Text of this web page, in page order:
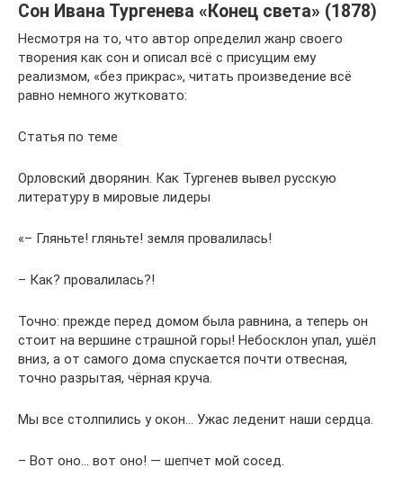
Сон Ивана Тургенева «Конец света» (1878)
Несмотря на то, что автор определил жанр своего
творения как сон и описал всё с присущим ему
реализмом, «без прикрас», читать произведение всё
равно немного жутковато:
Статья по теме
Орловский дворянин. Как Тургенев вывел русскую
литературу в мировые лидеры
«– Гляньте! гляньте! земля провалилась!
– Как? провалилась?!
Точно: прежде перед домом была равнина, а теперь он
стоит на вершине страшной горы! Небосклон упал, ушёл
вниз, а от самого дома спускается почти отвесная,
точно разрытая, чёрная круча.
Мы все столпились у окон… Ужас леденит наши сердца.
– Вот оно… вот оно! — шепчет мой сосед.